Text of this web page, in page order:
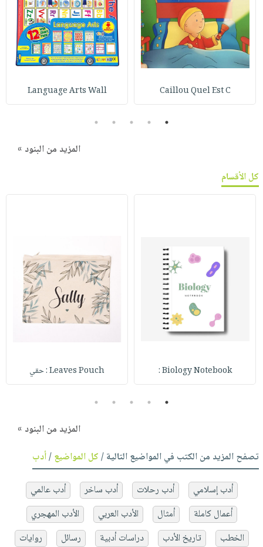
Caillou Quel Est C
Language Arts Wall
1
2
3
4
5
المزيد من البنود »
كل الأقسام
Biology Notebook : Leaves Pouch : حقي
1
2
3
4
5
المزيد من البنود »
تصفح المزيد من الكتب في المواضيع التالية /كل المواضيع/أدب
أدب إسلامي أدب رحلات أدب ساخر
أدب عالمي
أعمال كاملة
أمثال الأدب العربي
الأدب المهجري
الخطب
تاريخ الأدب دراسات أدبية رسائل
روايات